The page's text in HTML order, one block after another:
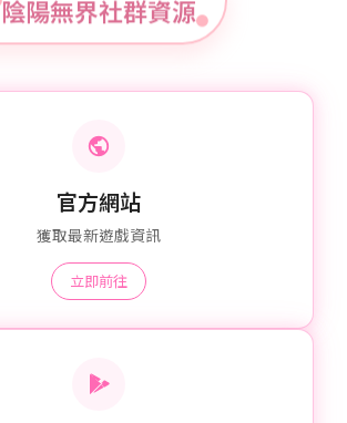
官方網站
獲取最新遊戲資訊
立即前往